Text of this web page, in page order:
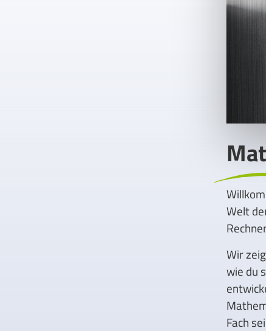
Welt
Wir
wie du
Fach